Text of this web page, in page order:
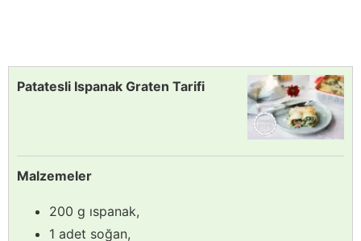
Patatesli Ispanak Graten Tarifi
Malzemeler
200 g ıspanak,
1 adet soğan,